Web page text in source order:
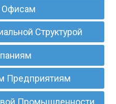
Структурой
Предприятиям
Промышленности